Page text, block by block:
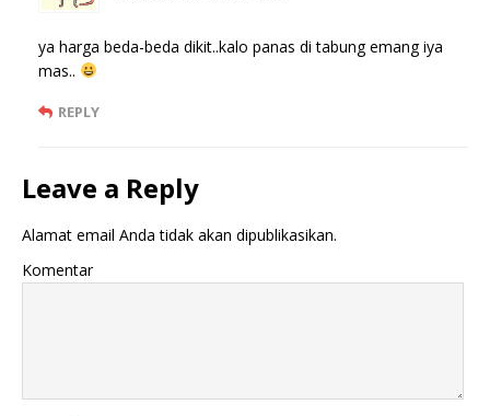
ya harga beda-beda dikit..kalo panas di tabung emang iya
mas..
REPLY
Leave a Reply
Alamat email Anda tidak akan dipublikasikan.
Komentar